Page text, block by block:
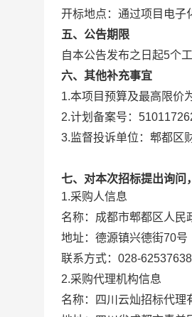
开标地点： 通过项目电子
五、公告期限
自本公告发布之日起5个
六、其他补充事宜
1.本项目预算及最高限价
2.计划备案号：
3.监督投诉单位：郫都区
七、对本次招标提出询问
1.采购人信息
名称： 成都市郫都区人民
地址： 德源镇兴德街70号
联系方式： 028-62537638
2.采购代理机构信息
名称：
四川云灿招标代理